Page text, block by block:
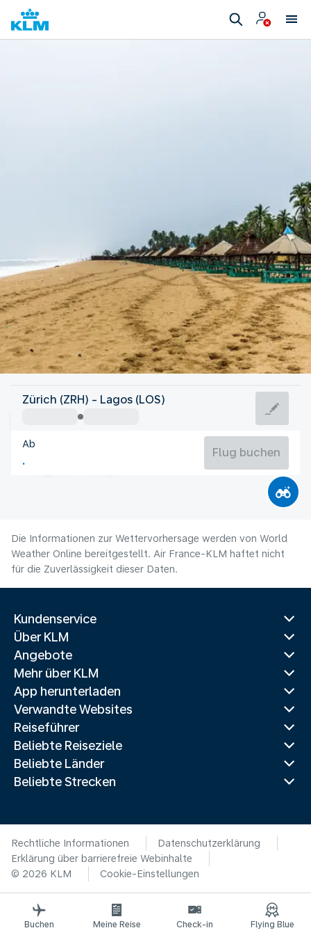
Nigeria
Lagos
Nigeria
Zürich (ZRH) - Lagos (LOS)
Ab
Flug buchen
Die Informationen zur Wettervorhersage werden von World
Weather Online bereitgestellt. Air France-KLM haftet nicht
für die Zuverlässigkeit dieser Daten.
Kundenservice
Über KLM
Angebote
Mehr über KLM
App herunterladen
Verwandte Websites
Reiseführer
Beliebte Reiseziele
Beliebte Länder
Beliebte Strecken
Rechtliche Informationen
Datenschutzerklärung
Erklärung über barrierefreie Webinhalte
© 2026 KLM
Cookie-Einstellungen
Buchen Meine Reise Check-in Flying Blue